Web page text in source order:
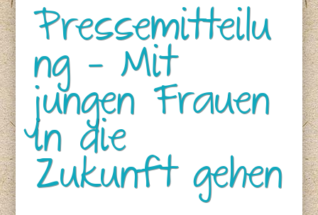
Pressemitteilu
ng – Mit
jungen Frauen
in die
Zukunft gehen